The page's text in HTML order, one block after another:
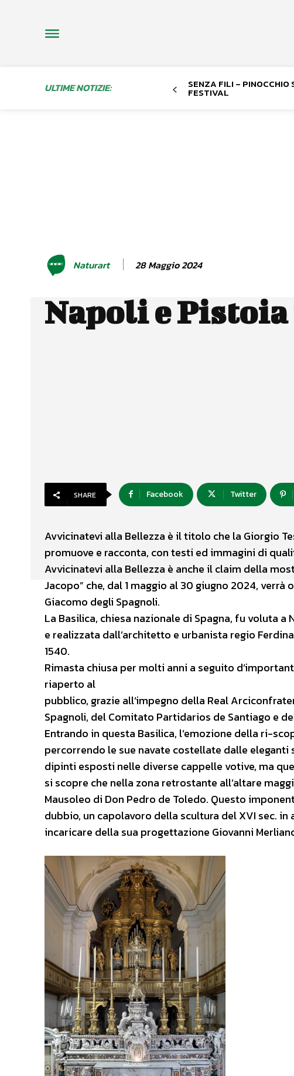
ULTIME NOTIZIE: SENZA FILI – PINOCCHIO
FESTIVAL
Naturart 28 Maggio 2024
Napoli e
SHARE Facebook Twitter
Avvicinatevi alla Bellezza è il titolo che la Giorgio
promuove e racconta, con testi ed immagini di
Avvicinatevi alla Bellezza è anche il claim della
Jacopo” che, dal 1 maggio al 30 giugno 2024,
Giacomo degli Spagnoli.
La Basilica, chiesa nazionale di Spagna, fu voluta
e realizzata dall’architetto e urbanista regio
1540.
Rimasta chiusa per molti anni a seguito
riaperto al
pubblico, grazie all’impegno della Real
Spagnoli, del Comitato Partidarios de Santiago e
Entrando in questa Basilica, l’emozione della ri-
percorrendo le sue navate costellate dalle
dipinti esposti nelle diverse cappelle votive, ma
si scopre che nella zona retrostante all’altare
Mausoleo di Don Pedro de Toledo. Questo
dubbio, un capolavoro della scultura del XVI sec.
incaricare della sua progettazione Giovanni